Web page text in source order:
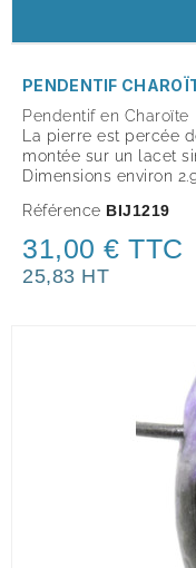
PENDENTIF
Pendentif en Charoïte
La pierre est percée
montée sur un lacet
Dimensions environ
Référence BIJ1219
31,00 € TTC
25,83 HT